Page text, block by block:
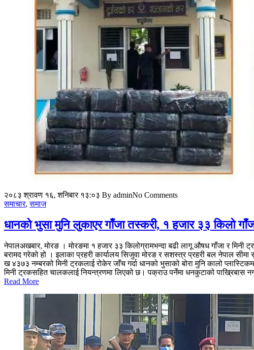
२०८३ श्रावण १६, शनिबार १३:०३ By adminNo Comments
समाचार,समाज
धानको भुसा मुनि लुकाएर गाँजा तस्करी, १ हजार ३३ किलो
नेपालअखबार, मोरङ । मोरङमा १ हजार ३३ किलोग्रामभन्दा बढी लागू औषध गाँजा र मिनी
बरामद गरेको हो । इलाका प्रहरी कार्यालय सिजुवा मोरङ र सशस्त्र प्रहरी बल नेपाल
ख ४३७३ नम्बरको मिनी ट्रकलाई रोकेर जाँच गर्दा धानको भुसाको बोरा मुनि कालो
मिनी ट्रकसहित चालकलाई नियन्त्रणमा लिएको छ। पक्राउ पर्नेमा धनकुटाको पाख्रिबास
Read More